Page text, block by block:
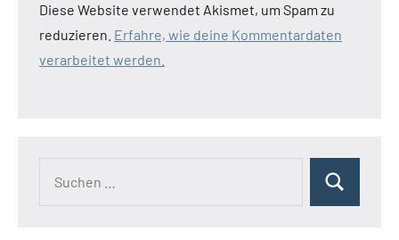
Diese Website verwendet Akismet, um Spam zu
reduzieren. Erfahre, wie deine Kommentardaten
verarbeitet werden.
Suchen